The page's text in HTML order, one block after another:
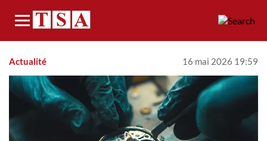
Menu
Actualité 16 mai 2026 19:59